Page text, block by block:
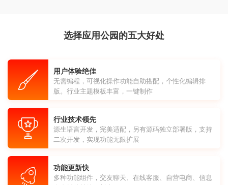
选择应用公园的五大好处
用户体验绝佳
无需编程，可视化操作功能自助搭配，个性化编辑排
版。行业主题模板丰富，一键制作
行业技术领先
源生语言开发，完美适配，另有源码独立部署版，支持
二次开发，实现功能无限扩展
功能更新快
多种功能组件，交友聊天、在线客服、自营电商、信息